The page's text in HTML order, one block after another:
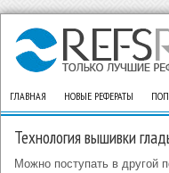
ГЛАВНАЯ НОВЫЕ РЕФЕРАТЫ
Технология вышивки
Можно поступать в другой